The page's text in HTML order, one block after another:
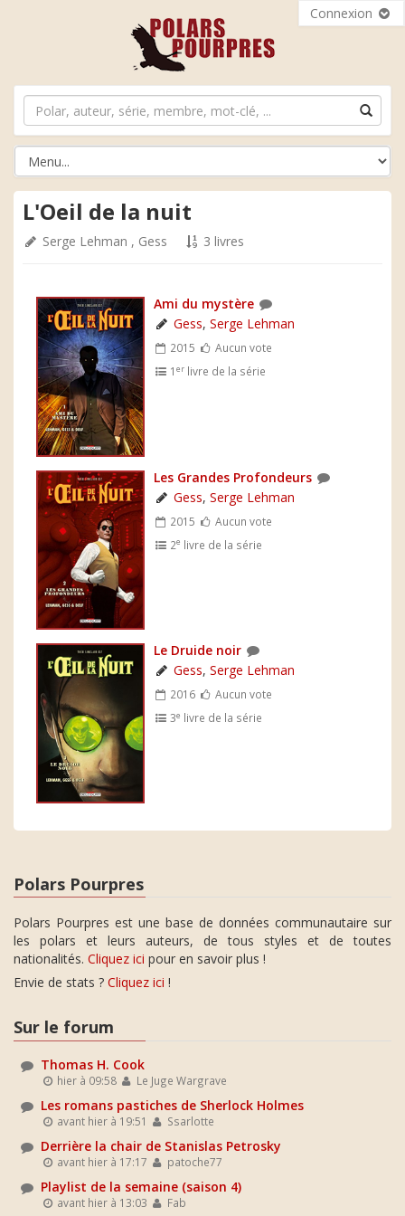
Connexion
L'Oeil de la nuit
Serge Lehman , Gess 3 livres
Ami du mystère
Gess, Serge Lehman
2015
Aucun vote
1er livre de la série
Les Grandes Profondeurs
Gess, Serge Lehman
2015
Aucun vote
2e livre de la série
Le Druide noir
Gess, Serge Lehman
2016
Aucun vote
3e livre de la série
Polars Pourpres
Polars Pourpres est une base de données communautaire sur
les polars et leurs auteurs, de tous styles et de toutes
nationalités. Cliquez ici pour en savoir plus !
Envie de stats ? Cliquez ici !
Sur le forum
Thomas H. Cook
hier à 09:58 Le Juge Wargrave
Les romans pastiches de Sherlock Holmes
avant hier à 19:51 Ssarlotte
Derrière la chair de Stanislas Petrosky
avant hier à 17:17 patoche77
Playlist de la semaine (saison 4)
avant hier à 13:03 Fab